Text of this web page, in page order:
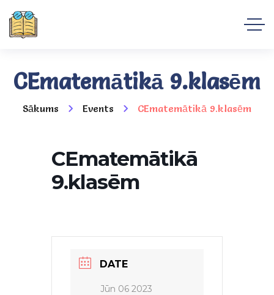
CEmatemātikā 9.klasēm
Sākums Events CEmatemātikā 9.klasēm
CEmatemātikā
9.klasēm
DATE
Jūn 06 2023